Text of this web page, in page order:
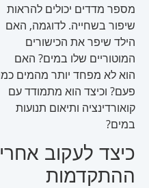
מספר מדדים יכולים להראות
שיפור בשחייה. לדוגמה, האם
הילד שיפר את הכישורים
המוטוריים שלו במים? האם
הוא לא מפחד יותר מהמים כמו
פעם? וכיצד הוא מתמודד עם
קואורדינציה ותיאום תנועות
במים?
כיצד לעקוב אחרי
ההתקדמות